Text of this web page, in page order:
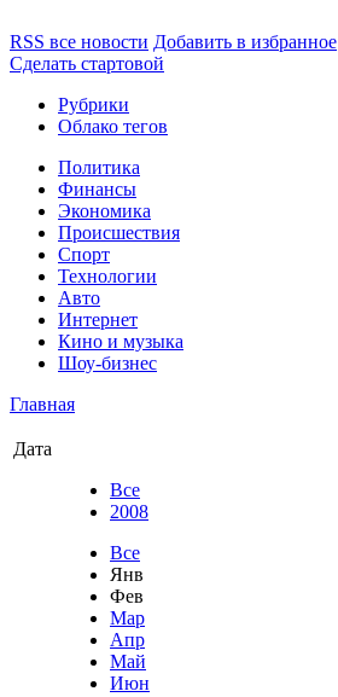
RSS все новости Добавить в избранное
Сделать стартовой
Рубрики
Облако тегов
Политика
Финансы
Экономика
Происшествия
Спорт
Технологии
Авто
Интернет
Кино и музыка
Шоу-бизнес
Главная
Дата
Все
2008
Все
Янв
Фев
Мар
Апр
Май
Июн